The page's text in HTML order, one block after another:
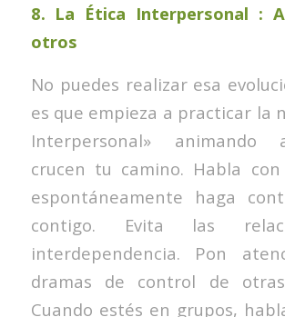
8. La Ética Interpersonal :
otros
No puedes realizar esa
es que empieza a practicar la
Interpersonal» animando
crucen tu camino. Habla
espontáneamente haga
contigo. Evita las
interdependencia. Pon
dramas de control de
Cuando estés en grupos,